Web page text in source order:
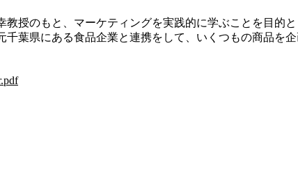
授のもと、マーケティングを実践的に学ぶことを目的
葉県にある食品企業と連携をして、いくつもの商品を